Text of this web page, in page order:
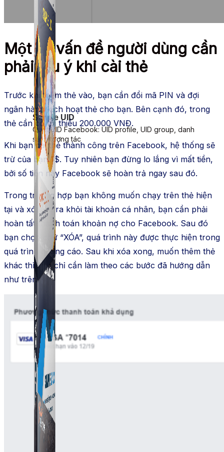
Simple UID
Quét UID Facebook: UID profile, UID group, danh
sách tương tác
Simple UID
Quét UID Facebook: UID profile, UID group, danh
sách tương tác
Một số vấn đề người dùng cần
phải lưu ý khi cài thẻ
Trước khi thêm thẻ vào, bạn cần đổi mã PIN và đợi
ngân hàng kích hoạt thẻ cho bạn. Bên cạnh đó, trong
thẻ cần có tối thiểu 200.000 VNĐ.
Khi bạn cài thẻ thành công trên Facebook, hệ thống sẽ
trừ của bạn 1$. Tuy nhiên bạn đừng lo lắng vì mất tiền,
bởi số tiền này Facebook sẽ hoàn trả ngay sau đó.
Trong trường hợp bạn không muốn chạy trên thẻ hiện
tại và xóa nó ra khỏi tài khoản cá nhân, bạn cần phải
hoàn tất thanh toán khoản nợ cho Facebook. Sau đó
bạn chọn chữ “XÓA”, quá trình này được thực hiện trong
quá trình quảng cáo. Sau khi xóa xong, muốn thêm thẻ
khác thì bạn chỉ cần làm theo các bước đã hướng dẫn
như trên.